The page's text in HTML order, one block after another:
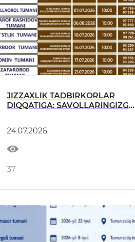
JIZZAXLIK TADBIRKORLAR
DIQQATIGA: SAVOLLARINGIZGA
24.07.2026
37